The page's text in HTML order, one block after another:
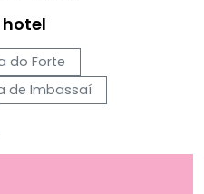
do Forte
de Imbassaí